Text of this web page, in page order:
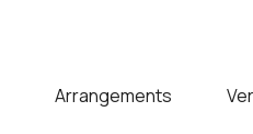
Arrangements